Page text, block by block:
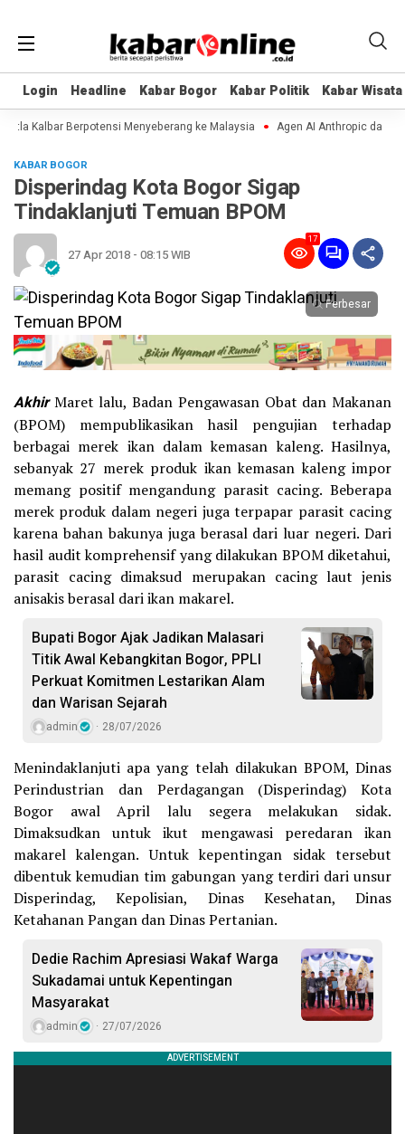
Login Headline Kabar Bogor Kabar Politik Kabar Wisata
Login Headline Kabar Bogor Kabar Politik Kabar Wisata
Kalbar Berpotensi Menyeberang ke Malaysia Agen AI Anthropic dan
KABAR BOGOR
Disperindag Kota Bogor Sigap
Tindaklanjuti Temuan BPOM
27 Apr 2018 - 08:15 WIB
17
Perbesar
AkhirMaret lalu, Badan Pengawasan Obat dan Makanan
(BPOM) mempublikasikan hasil pengujian terhadap
berbagai merek ikan dalam kemasan kaleng. Hasilnya,
sebanyak 27 merek produk ikan kemasan kaleng impor
memang positif mengandung parasit cacing. Beberapa
merek produk dalam negeri juga terpapar parasit cacing
karena bahan bakunya juga berasal dari luar negeri. Dari
hasil audit komprehensif yang dilakukan BPOM diketahui,
parasit cacing dimaksud merupakan cacing laut jenis
anisakis berasal dari ikan makarel.
Bupati Bogor Ajak Jadikan Malasari
Titik Awal Kebangkitan Bogor, PPLI
Perkuat Komitmen Lestarikan Alam
dan Warisan Sejarah
admin 28/07/2026
Menindaklanjuti apa yang telah dilakukan BPOM, Dinas
Perindustrian dan Perdagangan (Disperindag) Kota
Bogor awal April lalu segera melakukan sidak.
Dimaksudkan untuk ikut mengawasi peredaran ikan
makarel kalengan. Untuk kepentingan sidak tersebut
dibentuk kemudian tim gabungan yang terdiri dari unsur
Disperindag, Kepolisian, Dinas Kesehatan, Dinas
Ketahanan Pangan dan Dinas Pertanian.
Dedie Rachim Apresiasi Wakaf Warga
Sukadamai untuk Kepentingan
Masyarakat
admin 27/07/2026